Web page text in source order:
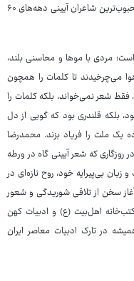
و پیوند با اصالت‌های مکتب اهل‌بیت(ع)، به یکی از محبوب‌ترین شاعران آیینی دهه‌های ۶۰
مردی با موها و محاسنی بلند،
می‌چرخیدند تا کلمات را همچون
شعر نمی‌خواند، بلکه کلمات را
بلکه قلندری بود که گویی از دل
یک ملت را فریاد بزند. محمدرضا
که شعر آیینی گاه در ورطه
بی‌پیرایه خود، روح تازه‌ای در
آغاز سخن از تلاقی شوریدگی و شعور
اهل‌بیت (ع) و ادبیات کهن
در تارک ادبیات معاصر ایران